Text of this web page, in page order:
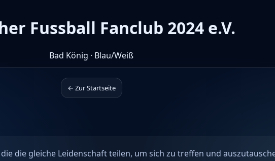
Fussball Fanclub 2024 e.V.
Bad König · Blau/Weiß
← Zur Startseite
die gleiche Leidenschaft teilen, um sich zu treffen und